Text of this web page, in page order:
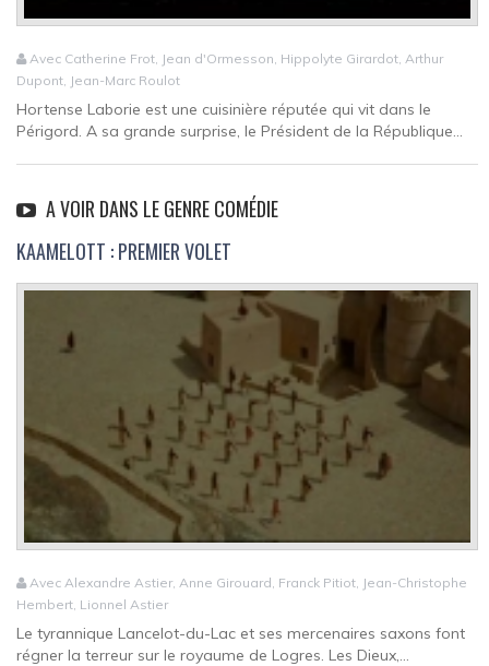
Avec Catherine Frot, Jean d'Ormesson, Hippolyte Girardot, Arthur
Dupont, Jean-Marc Roulot
Hortense Laborie est une cuisinière réputée qui vit dans le
Périgord. A sa grande surprise, le Président de la République...
A VOIR DANS LE GENRE COMÉDIE
KAAMELOTT : PREMIER VOLET
Avec Alexandre Astier, Anne Girouard, Franck Pitiot, Jean-Christophe
Hembert, Lionnel Astier
Le tyrannique Lancelot-du-Lac et ses mercenaires saxons font
régner la terreur sur le royaume de Logres. Les Dieux,...